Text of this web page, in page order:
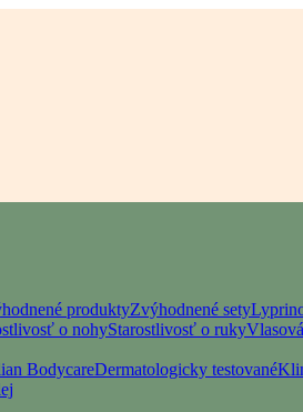
produktyZvýhodnené sety
o nohyStarostlivosť o ruky
BodycareDermatologicky testované